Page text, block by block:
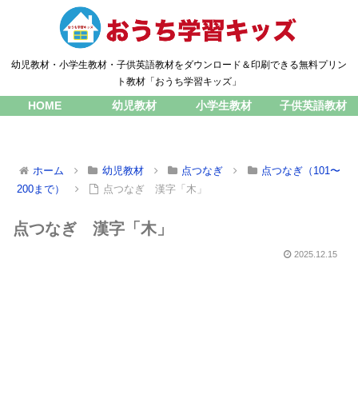
幼児教材・小学生教材・子供英語教材をダウンロード＆印刷できる無料プリン
ト教材「おうち学習キッズ」
HOME 幼児教材 小学生教材 子供英語教材
ホーム 幼児教材 点つなぎ
点つなぎ（101〜
200まで）
点つなぎ 漢字「木」
点つなぎ 漢字「木」
2025.12.15